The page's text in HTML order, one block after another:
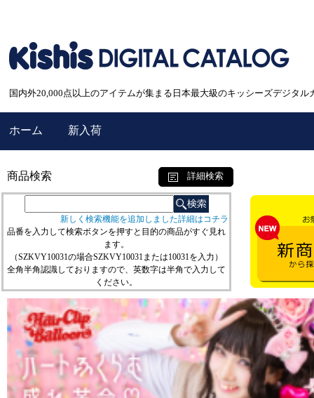
国内外20,000点以上のアイテムが集まる日本最大級のキッシーズデジタル
ホーム 新入荷
商品検索 詳細検索
新しく検索機能を追加しました詳細はコチラ
品番を入力して検索ボタンを押すと目的の商品がすぐ見れ
ます。
（SZKVY10031の場合SZKVY10031または10031を入力）
全角半角認識しておりますので、英数字は半角で入力して
ください。